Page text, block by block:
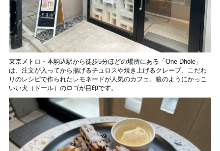
東京メトロ・本駒込駅から徒歩5分ほどの場所にある「One Dhole」
は、注文が入ってから揚げるチュロスや焼き上げるクレープ、こだわ
りのレシピで作られたレモネードが人気のカフェ。狼のようにかっこ
いい犬（ドール）のロゴが目印です。